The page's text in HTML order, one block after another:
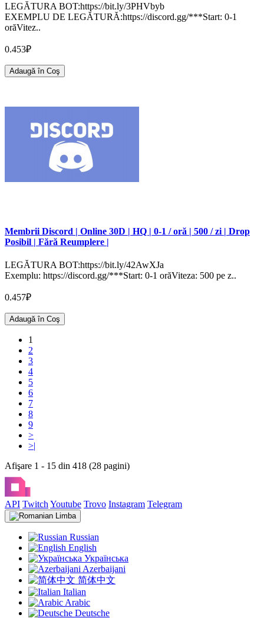
LEGĂTURA BOT:https://bit.ly/3PHVbyb
EXEMPLU DE LEGĂTURĂ:https://discord.gg/***Start: 0-1
orăVitez..
0.453₽
Adaugă în Coş
Membrii Discord | Online 30D | HQ | 0-1 / oră | 500 / zi | Drop
Posibil | Fără Reumplere |
LEGĂTURA BOT:https://bit.ly/42AwXJa
Exemplu: https://discord.gg/***Start: 0-1 orăViteza: 500 pe z..
0.457₽
Adaugă în Coş
1
2
3
4
5
6
7
8
9
>
>|
Afişare 1 - 15 din 418 (28 pagini)
API TwitchYoutube Trovo Instagram Telegram
Limba
Russian
English
Українська
Azerbaijani
简体中文
Italian
Arabic
Deutsche